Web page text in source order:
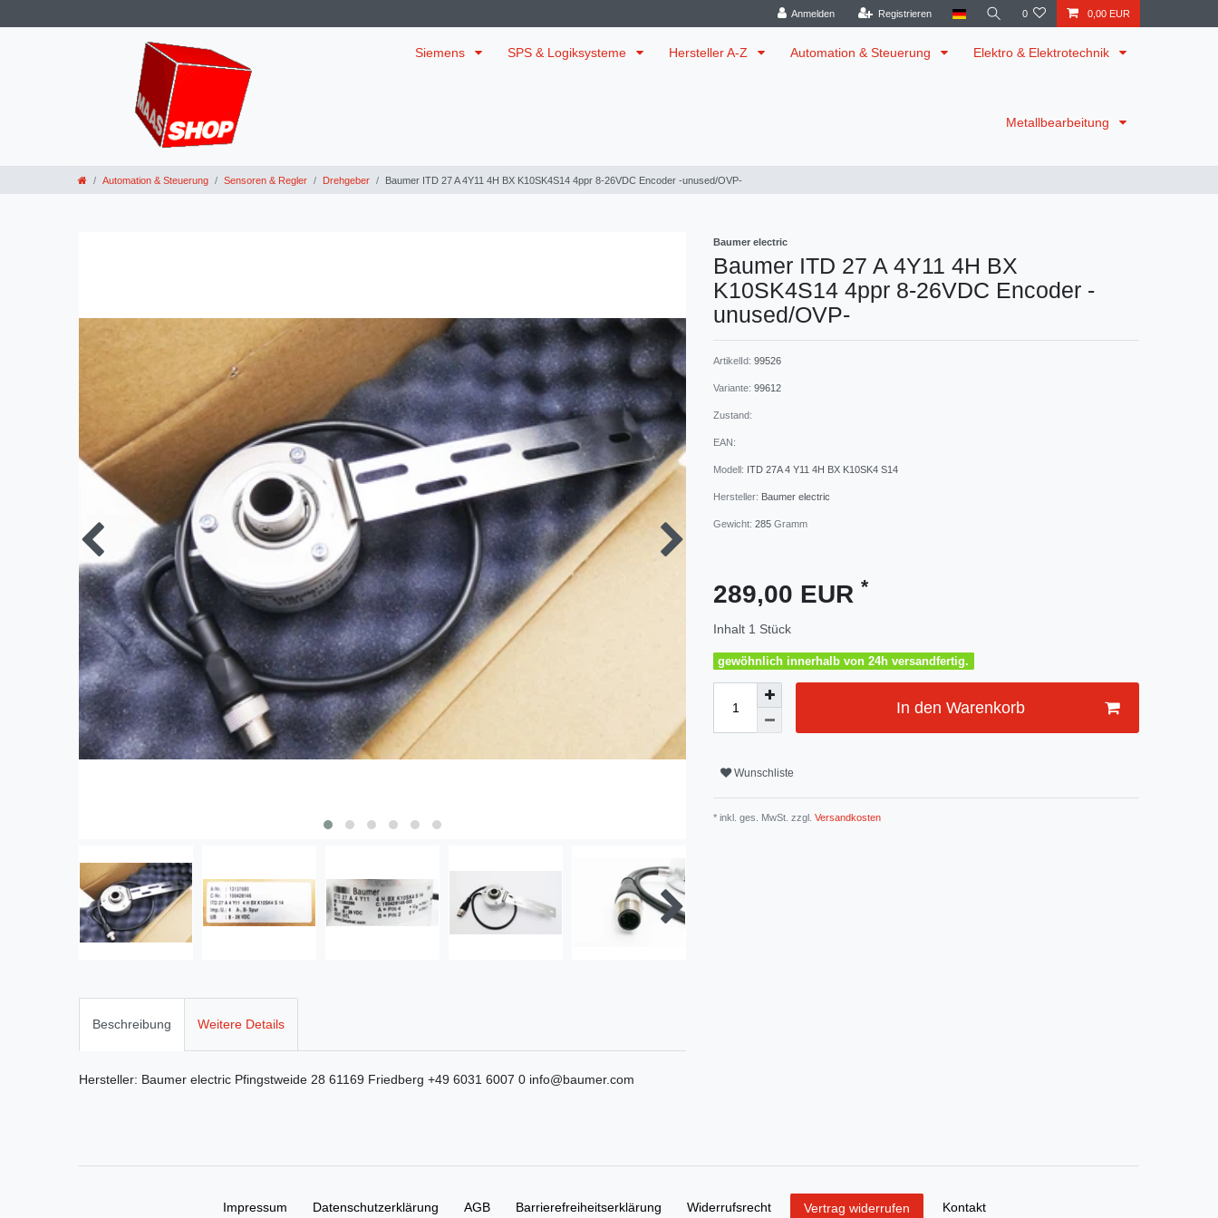
Anmelden Registrieren 0 0,00 EUR
Siemens SPS & Logiksysteme Hersteller A-Z Automation & Steuerung Elektro & Elektrotechnik
Metallbearbeitung
Automation & Steuerung Sensoren & Regler Drehgeber Baumer ITD 27 A 4Y11 4H BX K10SK4S14 4ppr 8-26VDC Encoder -unused/OVP-
Beschreibung Weitere Details
Hersteller: Baumer electric Pfingstweide 28 61169 Friedberg +49 6031 6007 0 info@baumer.com
Baumer electric
Baumer ITD 27 A 4Y11 4H BX
K10SK4S14 4ppr 8-26VDC Encoder -
unused/OVP-
ArtikelId: 99526
Variante: 99612
Zustand:
EAN:
Modell: ITD 27A 4 Y11 4H BX K10SK4 S14
Hersteller: Baumer electric
Gewicht: 285 Gramm
289,00 EUR *
Inhalt 1 Stück
gewöhnlich innerhalb von 24h versandfertig.
In den Warenkorb
Wunschliste
* inkl. ges. MwSt. zzgl. Versandkosten
Impressum Daten­schutz­erklärung AGB Barrierefreiheitserklärung Widerrufs­recht Vertrag widerrufen Kontakt